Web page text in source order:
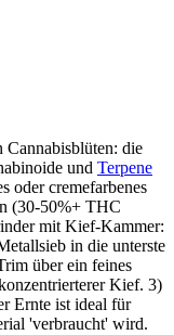
die
und Terpene
oder cremefarbenes
(30-50%+ THC
mit Kief-Kammer:
in die unterste
über ein feines
Kief. 3)
Ernte ist ideal für
'verbraucht' wird.